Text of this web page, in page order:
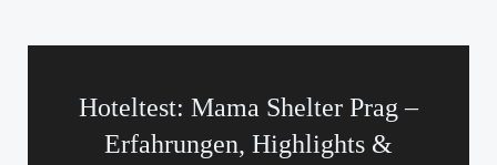
Hoteltest: Mama Shelter Prag –
Erfahrungen, Highlights &